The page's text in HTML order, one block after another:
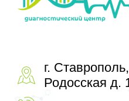
г.
Родосская д.